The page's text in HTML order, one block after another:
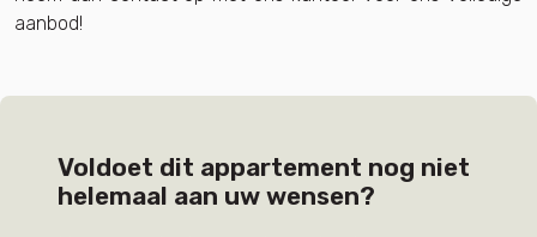
aanbod!
Voldoet dit appartement nog niet
helemaal aan uw wensen?